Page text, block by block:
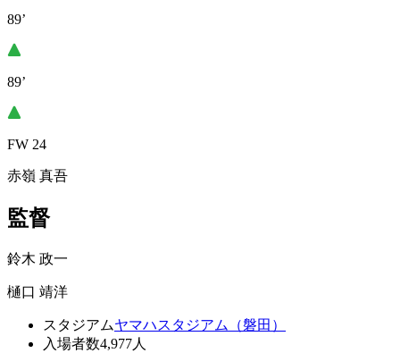
89’
89’
FW 24
赤嶺 真吾
監督
鈴木 政一
樋口 靖洋
スタジアムヤマハスタジアム（磐田）
入場者数4,977人